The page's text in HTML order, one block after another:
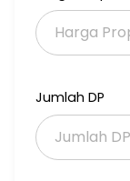
Jumlah DP